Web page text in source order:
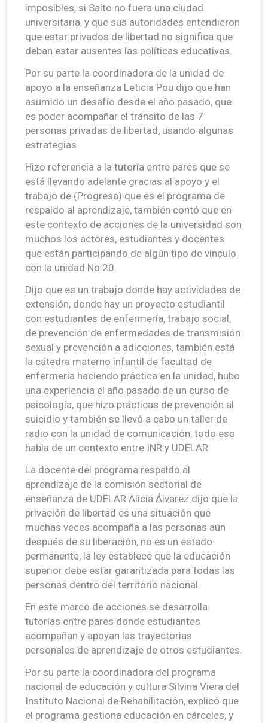
imposibles, si Salto no fuera una ciudad
universitaria, y que sus autoridades entendieron
que estar privados de libertad no significa que
deban estar ausentes las políticas educativas.
Por su parte la coordinadora de la unidad de
apoyo a la enseñanza Leticia Pou dijo que han
asumido un desafío desde el año pasado, que
es poder acompañar el tránsito de las 7
personas privadas de libertad, usando algunas
estrategias.
Hizo referencia a la tutoría entre pares que se
está llevando adelante gracias al apoyo y el
trabajo de (Progresa) que es el programa de
respaldo al aprendizaje, también contó que en
este contexto de acciones de la universidad son
muchos los actores, estudiantes y docentes
que están participando de algún tipo de vínculo
con la unidad No 20.
Dijo que es un trabajo donde hay actividades de
extensión, donde hay un proyecto estudiantil
con estudiantes de enfermería, trabajo social,
de prevención de enfermedades de transmisión
sexual y prevención a adicciones, también está
la cátedra materno infantil de facultad de
enfermería haciendo práctica en la unidad, hubo
una experiencia el año pasado de un curso de
psicología, que hizo prácticas de prevención al
suicidio y también se llevó a cabo un taller de
radio con la unidad de comunicación, todo eso
habla de un contexto entre INR y UDELAR.
La docente del programa respaldo al
aprendizaje de la comisión sectorial de
enseñanza de UDELAR Alicia Álvarez dijo que la
privación de libertad es una situación que
muchas veces acompaña a las personas aún
después de su liberación, no es un estado
permanente, la ley establece que la educación
superior debe estar garantizada para todas las
personas dentro del territorio nacional.
En este marco de acciones se desarrolla
tutorías entre pares donde estudiantes
acompañan y apoyan las trayectorias
personales de aprendizaje de otros estudiantes.
Por su parte la coordinadora del programa
nacional de educación y cultura Silvina Viera del
Instituto Nacional de Rehabilitación, explicó que
el programa gestiona educación en cárceles, y